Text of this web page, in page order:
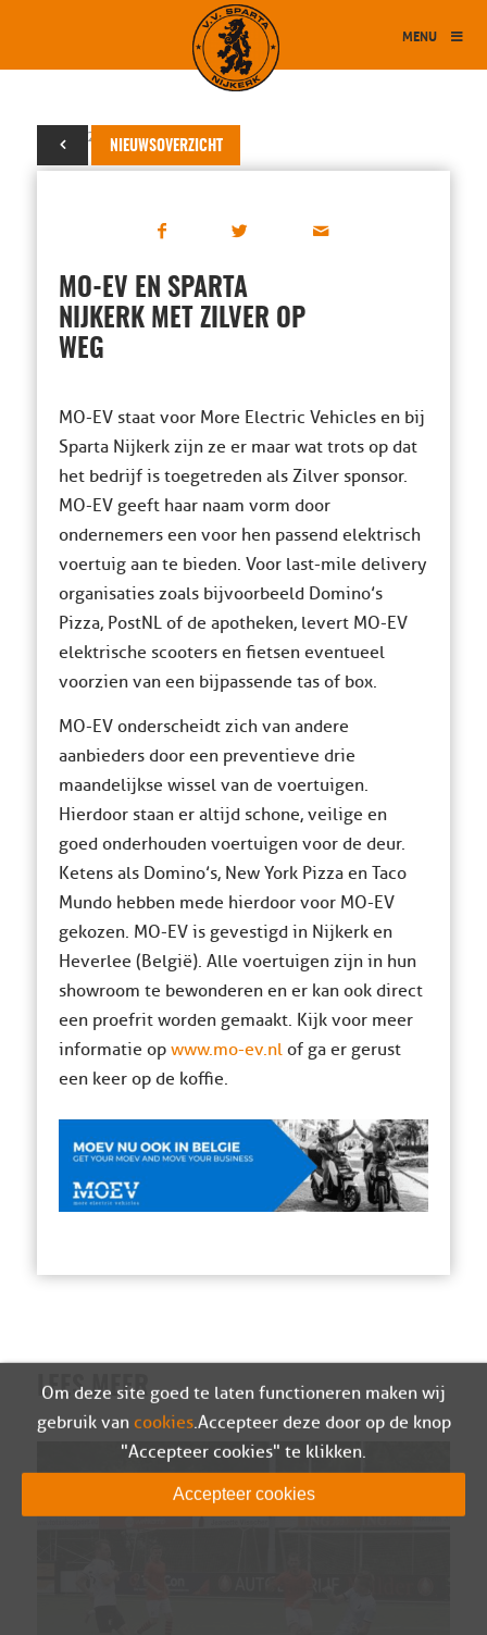
MENU
NIEUWSOVERZICHT
17 mei 2024
MO-EV EN SPARTA
NIJKERK MET ZILVER OP
WEG
MO-EV staat voor More Electric Vehicles en bij
Sparta Nijkerk zijn ze er maar wat trots op dat
het bedrijf is toegetreden als Zilver sponsor.
MO-EV geeft haar naam vorm door
ondernemers een voor hen passend elektrisch
voertuig aan te bieden. Voor last-mile delivery
organisaties zoals bijvoorbeeld Domino’s
Pizza, PostNL of de apotheken, levert MO-EV
elektrische scooters en fietsen eventueel
voorzien van een bijpassende tas of box.
MO-EV onderscheidt zich van andere
aanbieders door een preventieve drie
maandelijkse wissel van de voertuigen.
Hierdoor staan er altijd schone, veilige en
goed onderhouden voertuigen voor de deur.
Ketens als Domino’s, New York Pizza en Taco
Mundo hebben mede hierdoor voor MO-EV
gekozen. MO-EV is gevestigd in Nijkerk en
Heverlee (België). Alle voertuigen zijn in hun
showroom te bewonderen en er kan ook direct
een proefrit worden gemaakt. Kijk voor meer
informatie op www.mo-ev.nlof ga er gerust
een keer op de koffie.
LEES MEER
Om deze site goed te laten functioneren maken wij
gebruik van cookies. Accepteer deze door op de knop
"Accepteer cookies" te klikken.
Accepteer cookies